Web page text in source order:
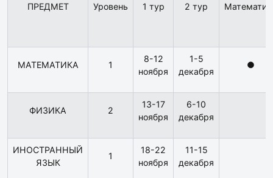
ПРЕДМЕТ Уровень 1 тур 2 тур
МАТЕМАТИКА 1
8-12
ноября
1-5
декабря
●
ФИЗИКА 2
13-17
ноября
6-10
декабря
ИНОСТРАННЫЙ
ЯЗЫК
1
18-22
ноября
11-15
декабря